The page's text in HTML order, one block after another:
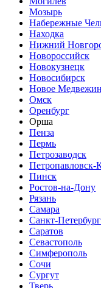
Мозырь
Набережные
Находка
Нижний
Новороссийск
Новокузнецк
Новосибирск
Новое
Омск
Оренбург
Орша
Пенза
Пермь
Петрозаводск
Петропавловск-
Пинск
Ростов-на-Дону
Рязань
Самара
Санкт-Петербург
Саратов
Севастополь
Симферополь
Сочи
Сургут